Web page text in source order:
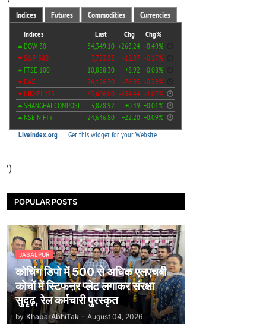
')
POPULAR POSTS
JABALPUR
कोचिंग डिपो में 500 से अधिक एलएचबी
कोचों में स्टिफऩर प्लेट लगाकर संरक्षा
सुदृढ़, रेल कर्मचारी पुरस्कृत
by KhabarAbhiTak - August 04, 2026